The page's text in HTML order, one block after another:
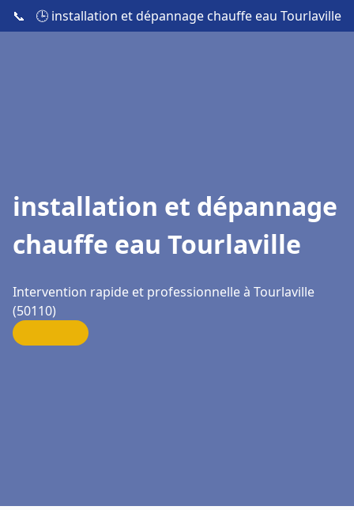
📞 🕒 installation et dépannage chauffe eau Tourlaville
installation et dépannage
chauffe eau Tourlaville
Intervention rapide et professionnelle à Tourlaville
(50110)